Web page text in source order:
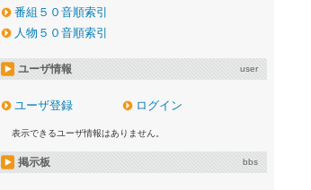
番組５０音順索引
人物５０音順索引
ユーザ情報 user
ユーザ登録 ログイン
表示できるユーザ情報はありません。
掲示板 bbs